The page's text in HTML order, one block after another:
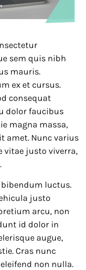
sem quis nibh
mauris.
ex et cursus.
consequat
dolor faucibus
magna massa,
amet. Nunc varius
vitae justo viverra,
luctus.
justo
arcu, non
id dolor in
augue,
Cras nunc
non nulla.